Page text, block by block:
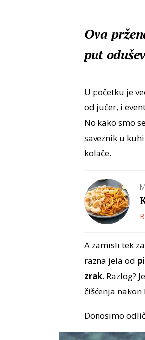
Ova
put
U početku je
od jučer, i
No kako smo
saveznik u
kolače.
A zamisli tek
razna jela od
zrak. Razlog?
čišćenja nakon
Donosimo